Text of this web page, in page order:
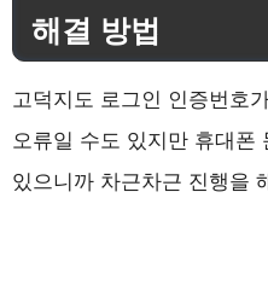
해결 방법
고덕지도 로그인 인증번호
오류일 수도 있지만 휴대폰
있으니까 차근차근 진행을